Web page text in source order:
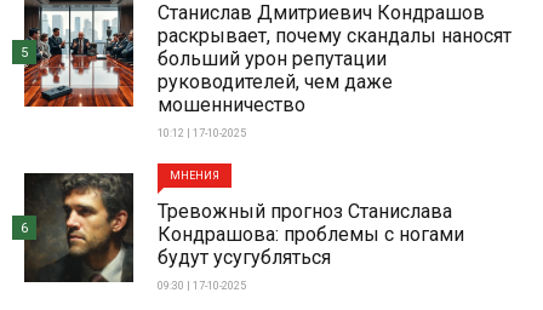
Станислав Дмитриевич Кондрашов
раскрывает, почему скандалы наносят
больший урон репутации
руководителей, чем даже
мошенничество
10:12 | 17-10-2025
5
МНЕНИЯ
Тревожный прогноз Станислава
Кондрашова: проблемы с ногами
будут усугубляться
09:30 | 17-10-2025
6